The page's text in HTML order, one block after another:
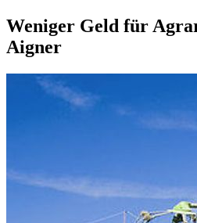
Weniger Geld für
Aigner